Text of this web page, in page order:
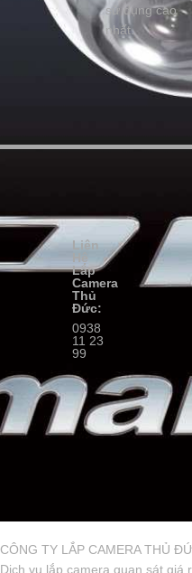
sử dụng cao
nhất.
Liên
Hệ
Lắp
Camera
Thủ
Đức:
0938
11 23
99
CÔNG TY LẮP CAMERA THỦ
Dịch vụ lắp camera quan sát